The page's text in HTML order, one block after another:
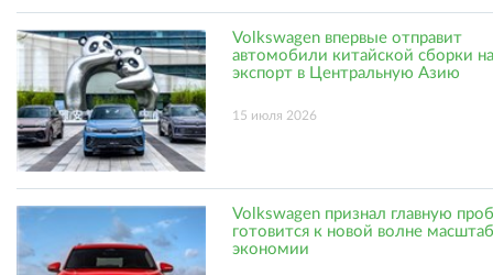
Volkswagen впервые отправит
автомобили китайской сборки на
экспорт в Центральную Азию
15 июля 2026
Volkswagen признал главную
готовится к новой волне
экономии